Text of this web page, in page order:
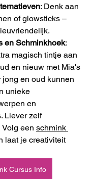
: Denk aan
of glowsticks –
en Schminkhoek:
magisch tintje aan
en nieuw met Mia's
jong en oud kunnen
unieke
en
Liever zelf
een schmink
laat je creativiteit
Cursus Info